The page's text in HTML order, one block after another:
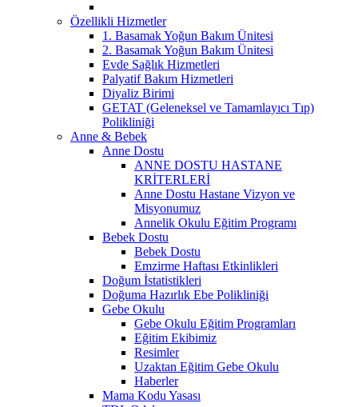
Özellikli Hizmetler
1. Basamak Yoğun Bakım Ünitesi
2. Basamak Yoğun Bakım Ünitesi
Evde Sağlık Hizmetleri
Palyatif Bakım Hizmetleri
Diyaliz Birimi
GETAT (Geleneksel ve Tamamlayıcı Tıp)
Polikliniği
Anne & Bebek
Anne Dostu
ANNE DOSTU HASTANE
KRİTERLERİ
Anne Dostu Hastane Vizyon ve
Misyonumuz
Annelik Okulu Eğitim Programı
Bebek Dostu
Bebek Dostu
Emzirme Haftası Etkinlikleri
Doğum İstatistikleri
Doğuma Hazırlık Ebe Polikliniği
Gebe Okulu
Gebe Okulu Eğitim Programları
Eğitim Ekibimiz
Resimler
Uzaktan Eğitim Gebe Okulu
Haberler
Mama Kodu Yasası